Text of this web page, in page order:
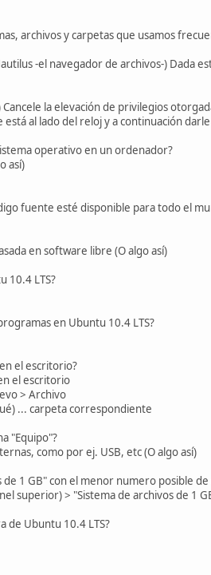
archivos y carpetas que usamos
-el navegador de archivos-) Dada
la elevación de privilegios
está al lado del reloj y a continuación
operativo en un ordenador?
así)
fuente esté disponible para todo el
en software libre (O algo así)
10.4 LTS?
en Ubuntu 10.4 LTS?
el escritorio?
el escritorio
> Archivo
... carpeta correspondiente
"Equipo"?
como por ej. USB, etc (O algo así)
de 1 GB" con el menor numero posible de
superior) > "Sistema de archivos de 1
de Ubuntu 10.4 LTS?